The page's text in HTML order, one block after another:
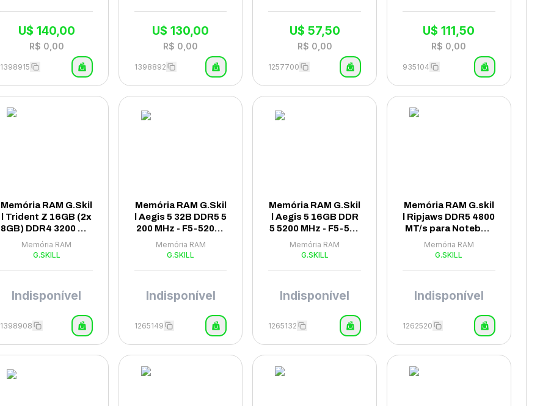
U$ 140,00
R$ 0,00
1398915
U$130,00
R$ 0,00
1398892
U$ 57,50
R$ 0,00
1257700
U$111,50
R$ 0,00
935104
Memória RAM G.Skil
l Trident Z 16GB (2x
8GB) DDR4 3200 MH
z - F4-3200C16D-16
GTZSW
Memória RAM
G.SKILL
Indisponível
1398908
Memória RAM G.Skil
l Aegis 5 32B DDR5 5
200 MHz - F5-5200J
4040A32GX1IS
Memória RAM
G.SKILL
Indisponível
1265149
Memória RAM G.Skil
l Aegis 5 16GB DDR
5 5200 MHz - F5-520
0J4040A16GX1IS
Memória RAM
G.SKILL
Indisponível
1265132
Memória RAM G.skil
l Ripjaws DDR5 4800
MT/s para Noteboo
k - F5-4800S4039A
16GX1-RS
Memória RAM
G.SKILL
Indisponível
1262520